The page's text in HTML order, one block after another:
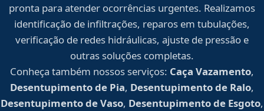
pronta para atender ocorrências urgentes. Realizamos
identificação de infiltrações, reparos em tubulações,
verificação de redes hidráulicas, ajuste de pressão e
outras soluções completas.
Conheça também nossos serviços: Caça Vazamento,
Desentupimento de Pia, Desentupimento de Ralo,
Desentupimento de Vaso, Desentupimento de Esgoto,